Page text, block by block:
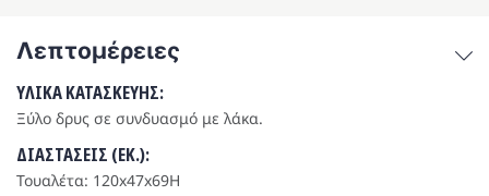
Λεπτομέρειες
ΥΛΙΚΑ ΚΑΤΑΣΚΕΥΗΣ:
Ξύλο δρυς σε συνδυασμό με λάκα.
ΔΙΑΣΤΑΣΕΙΣ (ΕΚ.):
Τουαλέτα: 120x47x69H